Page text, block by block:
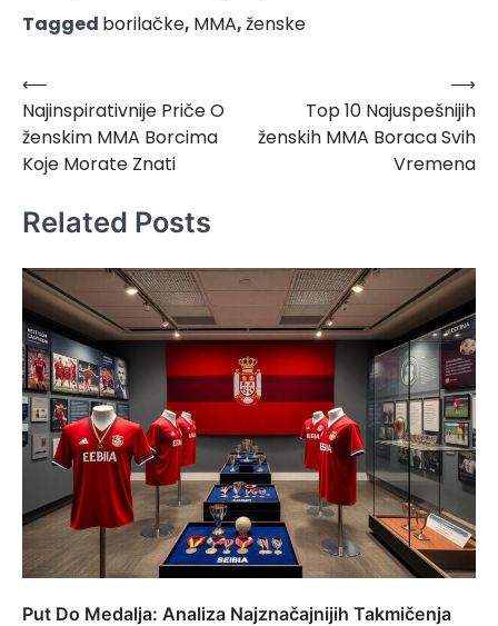
Tagged borilačke, MMA,ženske
Post
navigation
⟵
Najinspirativnije Priče O
ženskim MMA Borcima
Koje Morate Znati
Top 10 Najuspešnijih
ženskih MMA Boraca Svih
Vremena
⟶
Related Posts
Put Do Medalja: Analiza Najznačajnijih Takmičenja